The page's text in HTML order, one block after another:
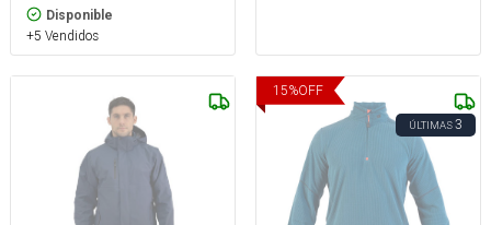
Disponible
+5 Vendidos
15%OFF
ÚLTIMAS3